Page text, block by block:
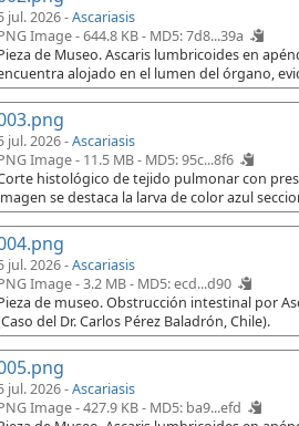
jul. 2026 -Ascariasis
Image - 644.8 KB - MD5: 7d8...39a
de Museo. Ascaris lumbricoides en
alojado en el lumen del órgano,
jul. 2026 -Ascariasis
Image - 11.5 MB - MD5: 95c...8f6
histológico de tejido pulmonar con
se destaca la larva de color azul
jul. 2026 -Ascariasis
Image - 3.2 MB - MD5: ecd...d90
de museo. Obstrucción intestinal por
del Dr. Carlos Pérez Baladrón, Chile).
jul. 2026 -Ascariasis
Image - 427.9 KB - MD5: ba9...efd